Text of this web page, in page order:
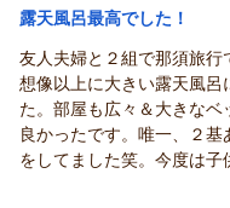
末永くご愛顧賜りますよ
宿泊価格帯： 18,001～19,000
ホテル・フロラシオン那須か
この度はホテル・フロラ
がとうございます。
またご感想をお寄せいた
過日はご夕食の黒毛和牛
露天風呂最高でした！
友人夫婦と２組で那須旅行
想像以上に大きい露天風呂
た。部屋も広々＆大きな
良かったです。唯一、２
をしてました笑。今度は子